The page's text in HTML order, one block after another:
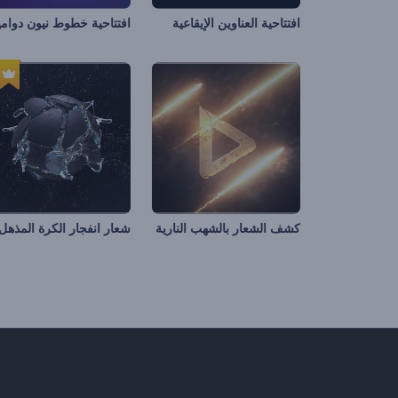
افتتاحية العناوين الإيقاعية افتتاحية خطوط نيون
كشف الشعار بالشهب النارية شعار انفجار الكرة